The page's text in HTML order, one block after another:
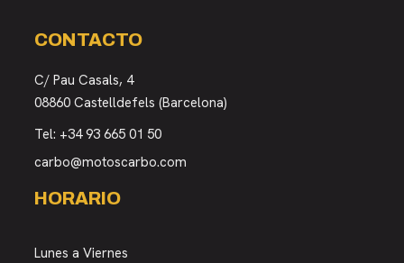
CONTACTO
C/ Pau Casals, 4
08860 Castelldefels (Barcelona)
Tel: +34 93 665 01 50
carbo@motoscarbo.com
HORARIO
Lunes a Viernes